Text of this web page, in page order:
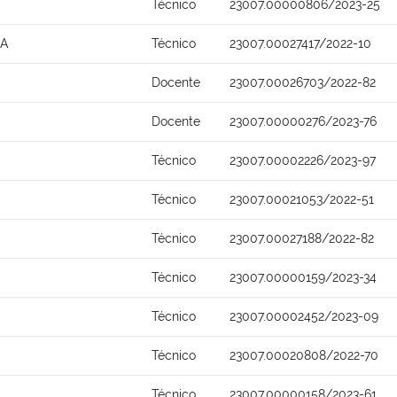
Técnico 23007.00000806/2023-25
Técnico 23007.00027417/2022-10
Docente 23007.00026703/2022-82
Docente 23007.00000276/2023-76
Técnico 23007.00002226/2023-97
Técnico 23007.00021053/2022-51
Técnico 23007.00027188/2022-82
Técnico 23007.00000159/2023-34
Técnico 23007.00002452/2023-09
Técnico 23007.00020808/2022-70
Técnico 23007.00000158/2023-61